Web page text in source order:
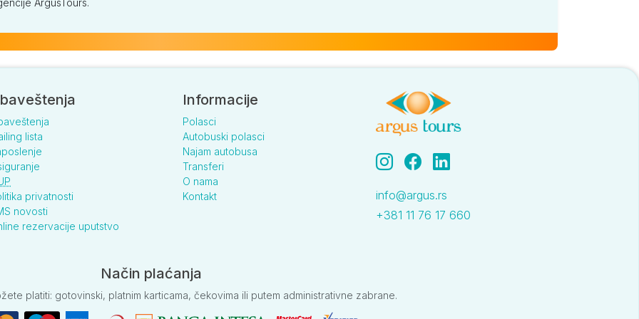
625 625
709 709
ArgusTours.
lista
privatnosti
novosti
rezervacije uputstvo
Informacije
Polasci
Autobuski polasci
Najam autobusa
Transferi
O nama
Kontakt
info@argus.rs
+381 11 76 17 660
Način plaćanja
platiti: gotovinski, platnim karticama, čekovima ili putem administrativne zabrane.